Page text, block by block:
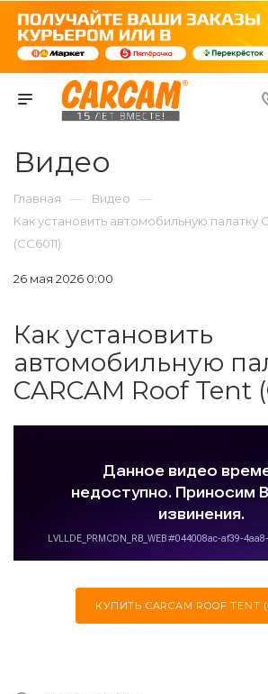
Видео
Главная — Видео —
Как установить автомобильную палатку
(CC6011)
26 мая 2026 0:00
Как установить
автомобильную
CARCAM Roof Tent
КУПИТЬ CARCAM ROOF TENT